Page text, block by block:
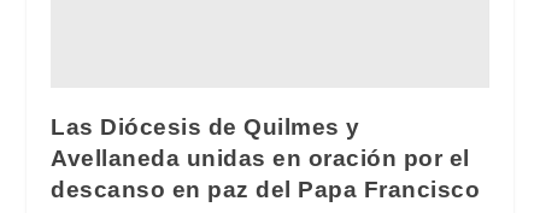
Las Diócesis de Quilmes y
Avellaneda unidas en oración por el
descanso en paz del Papa Francisco